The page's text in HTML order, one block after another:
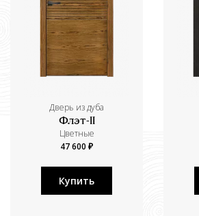
Дверь из дуба
Флэт-II
Цветные
47 600 ₽
Купить